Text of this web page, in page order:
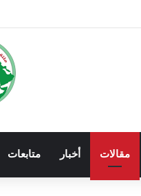
مقالات أخبار متابعات